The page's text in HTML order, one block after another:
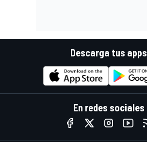
Descarga tus apps
En redes sociales